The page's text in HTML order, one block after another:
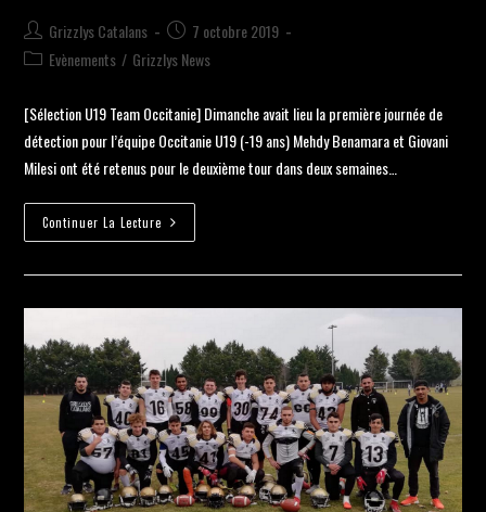
Grizzlys Catalans
7 octobre 2019
Evènements / Grizzlys News
[Sélection U19 Team Occitanie] Dimanche avait lieu la première journée de
détection pour l’équipe Occitanie U19 (-19 ans) Mehdy Benamara et Giovani
Milesi ont été retenus pour le deuxième tour dans deux semaines…
Continuer La Lecture